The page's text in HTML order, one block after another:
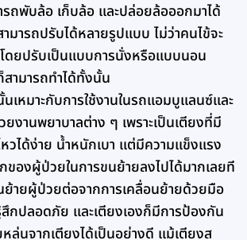
รถพับล้อ เก็บล้อ และปล่อยล้อออกมาได้
มารถปรับได้หลายรูปแบบ ไม่ว่าคนไข้จะ
ดยปรับเป็นแบบการนั่งหรือแบบนอน
สามารถทำได้ทั้งนั้น
นเหมาะกับการใช้งานในรถแอมบูแลนซ์และ
งานพยาบาลต่าง ๆ เพราะเป็นเตียงที่มี
วได้ง่าย น้ำหนักเบา แต่มีความแข็งแรง
ของผู้ป่วยในการขนย้ายลงไปได้มากเลยที
ย้ายผู้ป่วยต่อจากการเคลื่อนย้ายด้วยมือ
กปลอดภัย และเตียงเองก็มีการป้องกัน
ล่นจากเตียงได้เป็นอย่างดี แม้เตียงส